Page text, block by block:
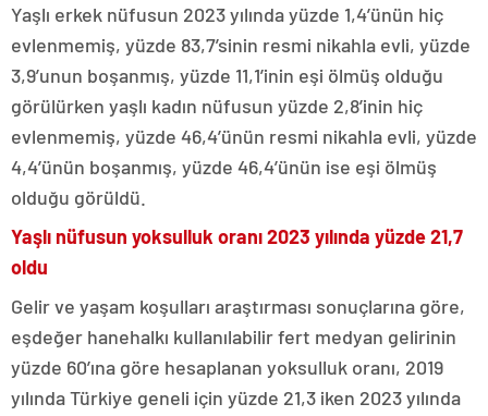
Yaşlı erkek nüfusun 2023 yılında yüzde 1,4’ünün hiç
evlenmemiş, yüzde 83,7’sinin resmi nikahla evli, yüzde
3,9’unun boşanmış, yüzde 11,1’inin eşi ölmüş olduğu
görülürken yaşlı kadın nüfusun yüzde 2,8’inin hiç
evlenmemiş, yüzde 46,4’ünün resmi nikahla evli, yüzde
4,4’ünün boşanmış, yüzde 46,4’ünün ise eşi ölmüş
olduğu görüldü.
Yaşlı nüfusun yoksulluk oranı 2023 yılında yüzde 21,7
oldu
Gelir ve yaşam koşulları araştırması sonuçlarına göre,
eşdeğer hanehalkı kullanılabilir fert medyan gelirinin
yüzde 60’ına göre hesaplanan yoksulluk oranı, 2019
yılında Türkiye geneli için yüzde 21,3 iken 2023 yılında